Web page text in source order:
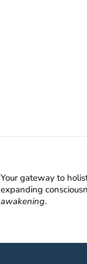
Your gateway to
expanding
awakening.